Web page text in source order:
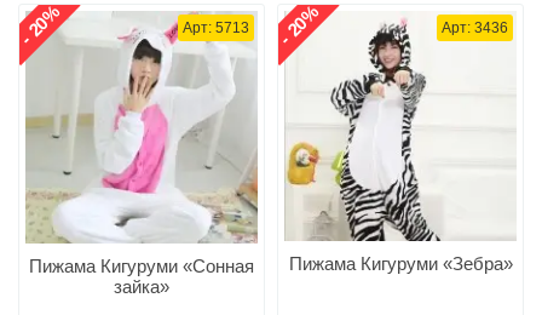
Арт: 5713
Пижама Кигуруми «Сонная
зайка»
- 20% Арт: 3436
Пижама Кигуруми «Зебра»
- 20%